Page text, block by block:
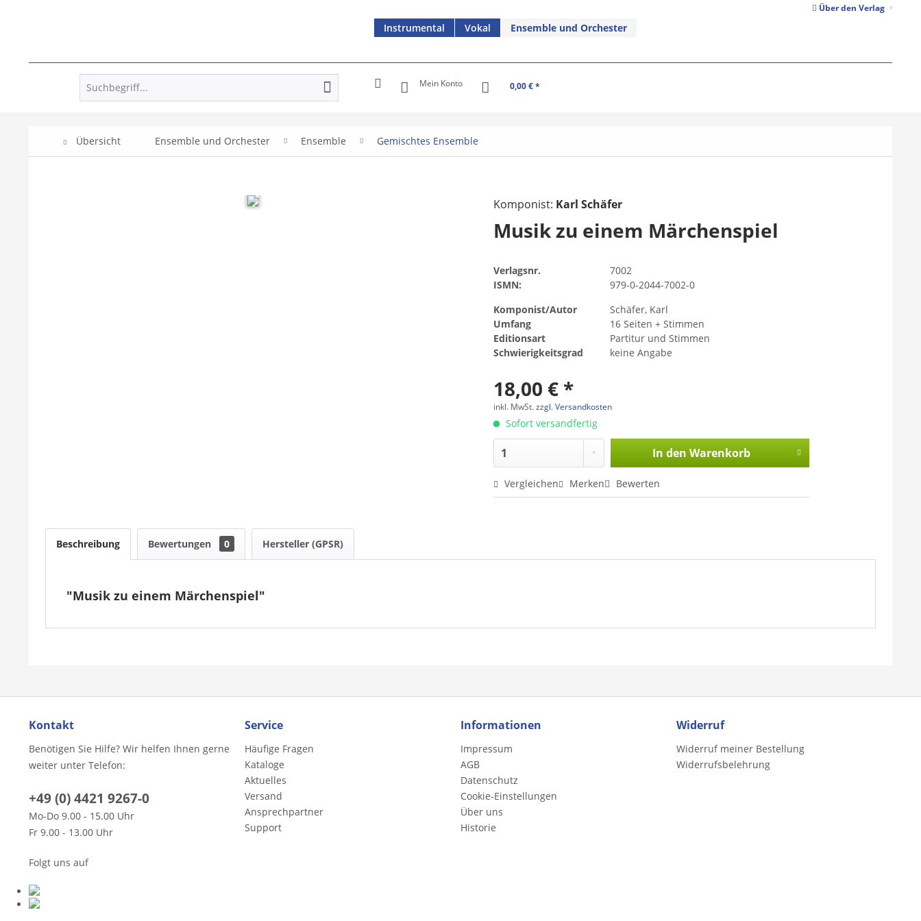
Über den Verlag
Instrumental Vokal Ensemble und Orchester
Mein Konto 0,00 € *
Übersicht Ensemble und Orchester Ensemble Gemischtes Ensemble
Komponist: Karl Schäfer
Musik zu einem Märchenspiel
Verlagsnr.
7002
ISMN:
979-0-2044-7002-0
Komponist/Autor
Schäfer, Karl
Umfang
16 Seiten + Stimmen
Editionsart
Partitur und Stimmen
Schwierigkeitsgrad
keine Angabe
18,00 € *
inkl. MwSt.zzgl. Versandkosten
Sofort versandfertig
In den Warenkorb
Vergleichen Merken Bewerten
Beschreibung Bewertungen 0 Hersteller (GPSR)
"Musik zu einem Märchenspiel"
Kontakt
Benötigen Sie Hilfe? Wir helfen Ihnen gerne
weiter unter Telefon:
+49 (0) 4421 9267-0
Mo-Do 9.00 - 15.00 Uhr
Fr 9.00 - 13.00 Uhr
Folgt uns auf
Service
Häufige Fragen
Kataloge
Aktuelles
Versand
Ansprechpartner
Support
Informationen
Impressum
AGB
Datenschutz
Cookie-Einstellungen
Über uns
Historie
Widerruf
Widerruf meiner Bestellung
Widerrufsbelehrung